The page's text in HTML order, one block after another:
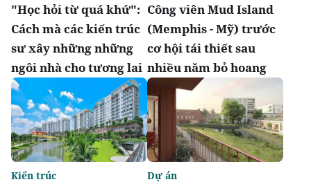
"Học hỏi từ quá khứ":
Cách mà các kiến trúc
sư xây những những
ngôi nhà cho tương lai
Công viên Mud Island
(Memphis - Mỹ) trước
cơ hội tái thiết sau
nhiều năm bỏ hoang
Kiến trúc Dự án